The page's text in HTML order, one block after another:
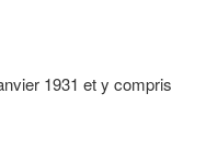
1931 et y compris